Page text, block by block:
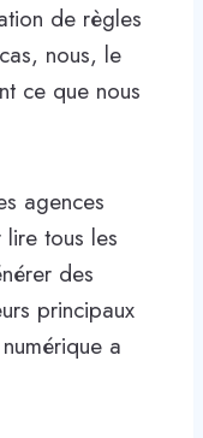
de règles
nous, le
ce que nous
agences
tous les
des
principaux
a